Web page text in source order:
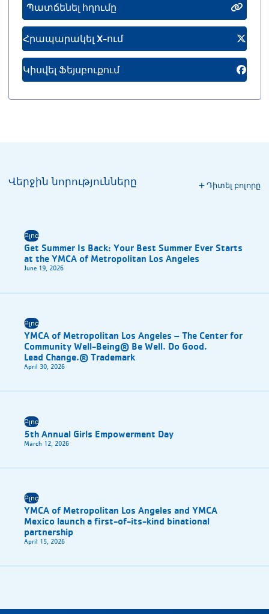
Պատճենել հղումը
Հրապարակել X-ում
Կիսվել Ֆեյսբուքում
Վերջին նորությունները Դիտել բոլորը
Բլոգ
Get Summer Is Back: Your Best Summer Ever Starts
at the YMCA of Metropolitan Los Angeles
June 19, 2026
Բլոգ
YMCA of Metropolitan Los Angeles – The Center for
Community Well-Being® Be Well. Do Good.
Lead Change.® Trademark
April 30, 2026
Բլոգ
5th Annual Girls Empowerment Day
March 12, 2026
Բլոգ
YMCA of Metropolitan Los Angeles and YMCA
Mexico launch a first-of-its-kind binational
partnership
April 15, 2026